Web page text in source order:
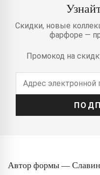
Скидки, новые
фарфоре —
Промокод на
Автор формы —